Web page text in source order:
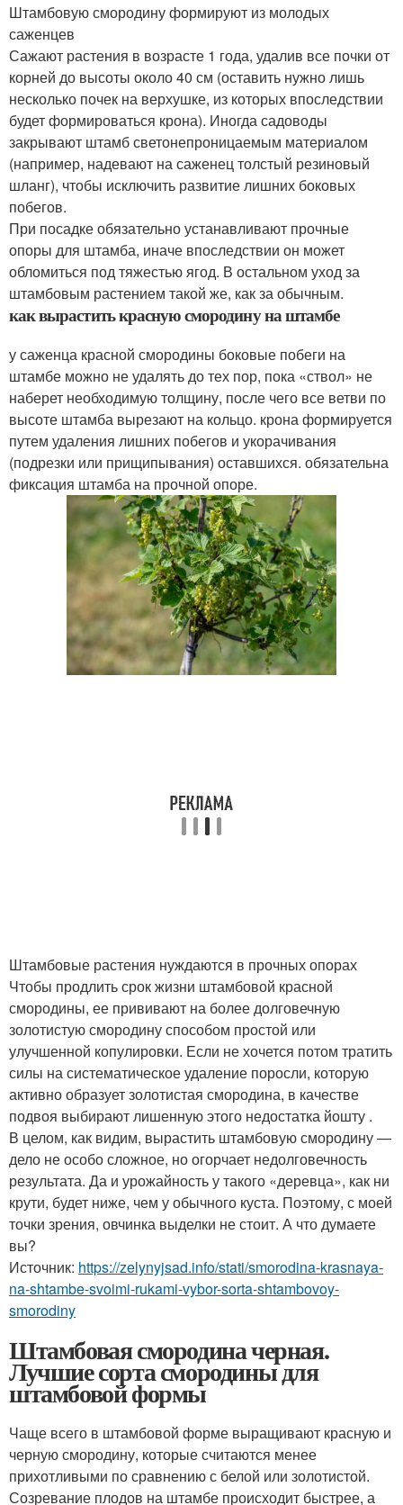
Штамбовую смородину формируют из молодых
саженцев
Сажают растения в возрасте 1 года, удалив все почки от
корней до высоты около 40 см (оставить нужно лишь
несколько почек на верхушке, из которых впоследствии
будет формироваться крона). Иногда садоводы
закрывают штамб светонепроницаемым материалом
(например, надевают на саженец толстый резиновый
шланг), чтобы исключить развитие лишних боковых
побегов.
При посадке обязательно устанавливают прочные
опоры для штамба, иначе впоследствии он может
обломиться под тяжестью ягод. В остальном уход за
штамбовым растением такой же, как за обычным.
как вырастить красную смородину на штамбе
у саженца красной смородины боковые побеги на
штамбе можно не удалять до тех пор, пока «ствол» не
наберет необходимую толщину, после чего все ветви по
высоте штамба вырезают на кольцо. крона формируется
путем удаления лишних побегов и укорачивания
(подрезки или прищипывания) оставшихся. обязательна
фиксация штамба на прочной опоре.
Штамбовые растения нуждаются в прочных опорах
Чтобы продлить срок жизни штамбовой красной
смородины, ее прививают на более долговечную
золотистую смородину способом простой или
улучшенной копулировки. Если не хочется потом тратить
силы на систематическое удаление поросли, которую
активно образует золотистая смородина, в качестве
подвоя выбирают лишенную этого недостатка йошту .
В целом, как видим, вырастить штамбовую смородину —
дело не особо сложное, но огорчает недолговечность
результата. Да и урожайность у такого «деревца», как ни
крути, будет ниже, чем у обычного куста. Поэтому, с моей
точки зрения, овчинка выделки не стоит. А что думаете
вы?
Источник: https://zelynyjsad.info/stati/smorodina-krasnaya-
na-shtambe-svoimi-rukami-vybor-sorta-shtambovoy-
smorodiny
Штамбовая смородина черная.
Лучшие сорта смородины для
штамбовой формы
Чаще всего в штамбовой форме выращивают красную и
черную смородину, которые считаются менее
прихотливыми по сравнению с белой или золотистой.
Созревание плодов на штамбе происходит быстрее, а